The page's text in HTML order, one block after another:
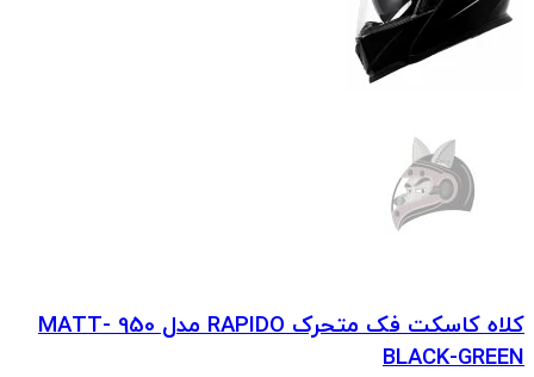
کلاه کاسکت فک متحرک RAPIDO مدل 950 MATT-
BLACK-GREEN